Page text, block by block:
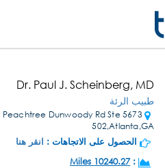
Dr. Paul J. Scheinberg, MD
طبيب الرئة
5673 Peachtree Dunwoody Rd Ste
502,Atlanta,GA
الحصول على الاتجاهات : انقر هنا
:
10240.27 Miles